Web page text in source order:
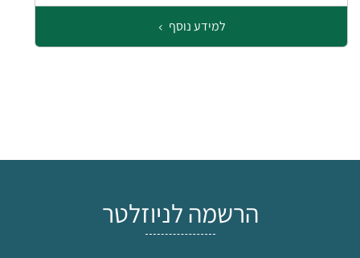
למידע נוסף
הרשמה לניוזלטר